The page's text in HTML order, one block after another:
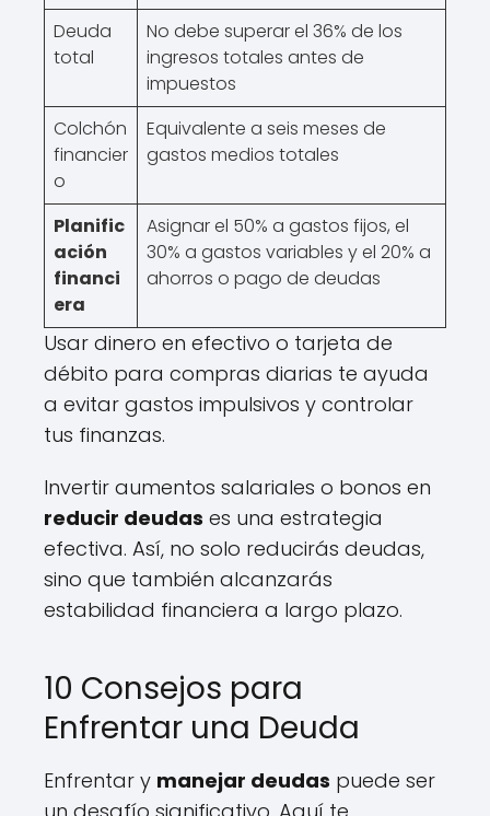
Deuda
total
No debe superar el 36% de los
ingresos totales antes de
impuestos
Colchón
financier
o
Equivalente a seis meses de
gastos medios totales
Planific
ación
financi
era
Asignar el 50% a gastos fijos, el
30% a gastos variables y el 20% a
ahorros o pago de deudas
Usar dinero en efectivo o tarjeta de
débito para compras diarias te ayuda
a evitar gastos impulsivos y controlar
tus finanzas.
Invertir aumentos salariales o bonos en
reducir deudas es una estrategia
efectiva. Así, no solo reducirás deudas,
sino que también alcanzarás
estabilidad financiera a largo plazo.
10 Consejos para
Enfrentar una Deuda
Enfrentar y manejar deudas puede ser